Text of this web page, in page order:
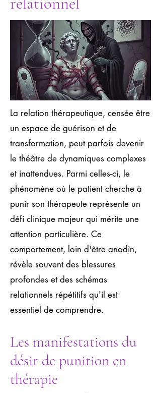
La relation thérapeutique, censée être
un espace de guérison et de
transformation, peut parfois devenir
le théâtre de dynamiques complexes
et inattendues. Parmi celles-ci, le
phénomène où le patient cherche à
punir son thérapeute représente un
défi clinique majeur qui mérite une
attention particulière. Ce
comportement, loin d'être anodin,
révèle souvent des blessures
profondes et des schémas
relationnels répétitifs qu'il est
essentiel de comprendre.
Les manifestations du
désir de punition en
thérapie